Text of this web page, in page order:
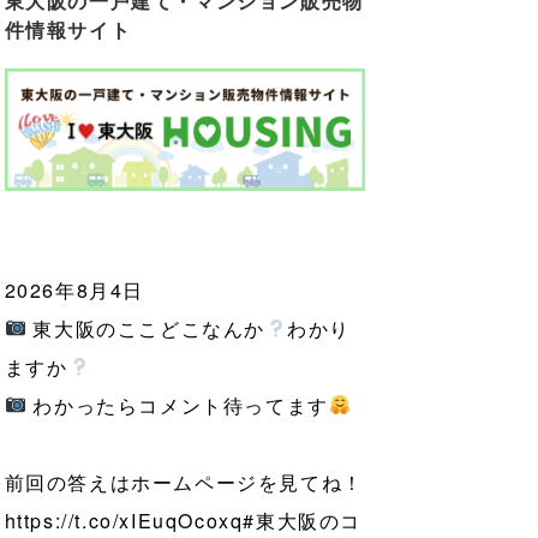
件情報サイト
2026年8月4日
東大阪のここどこなんか
わかり
ますか
わかったらコメント待ってます
前回の答えはホームページを見てね！
https://t.co/xIEuqOcoxq#東大阪のコ